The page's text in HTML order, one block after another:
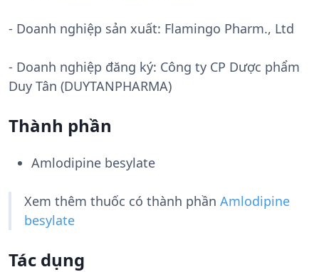
- Doanh nghiệp sản xuất: Flamingo Pharm., Ltd
- Doanh nghiệp đăng ký: Công ty CP Dược phẩm
Duy Tân (DUYTANPHARMA)
Thành phần
Amlodipine besylate
Xem thêm thuốc có thành phần Amlodipine
besylate
Tác dụng